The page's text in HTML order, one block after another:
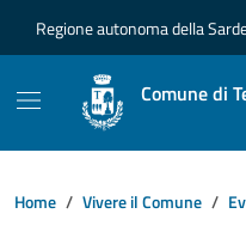
Regione autonoma della
Comune di
Home Vivere il Comune